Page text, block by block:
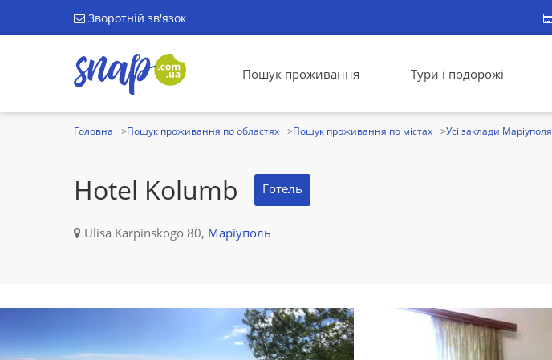
Зворотній зв'язок
Пошук проживання Тури і подорожі
Головна Пошук проживання по областях Пошук проживання по містах Усі заклади Маріуполя
Hotel Kolumb Готель
Ulisa Karpinskogo 80, Маріуполь